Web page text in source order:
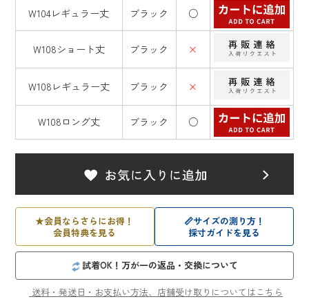
W104レギュラー丈 ブラック ○
W108ショート丈 ブラック ×
W108レギュラー丈 ブラック ×
W108ロング丈 ブラック ○
★会員ならさらにお得！
会員特典を見る
📏サイズの測り方！
採寸ガイドを見る
試着OK！万が一の返品・交換について
送料・発送日・お支払い方法、店舗受け取りについてはこちら